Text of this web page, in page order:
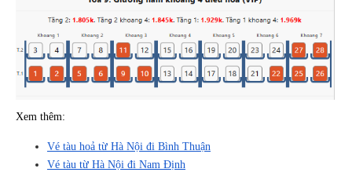
Xem thêm:
Vé tàu hoả từ Hà Nội đi Bình Thuận
Vé tàu từ Hà Nội đi Nam Định